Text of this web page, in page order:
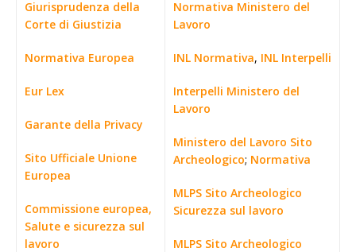
Giurisprudenza della
Corte di Giustizia
Normativa Europea
Eur Lex
Garante della Privacy
Sito Ufficiale Unione
Europea
Commissione europea,
Salute e sicurezza sul
lavoro
Normativa Ministero del
Lavoro
INL Normativa, INL Interpelli
Interpelli Ministero del
Lavoro
Ministero del Lavoro Sito
Archeologico; Normativa
MLPS Sito Archeologico
Sicurezza sul lavoro
MLPS Sito Archeologico